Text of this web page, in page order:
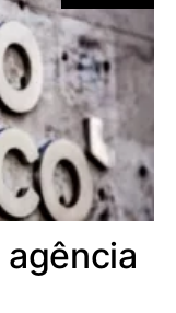
agência